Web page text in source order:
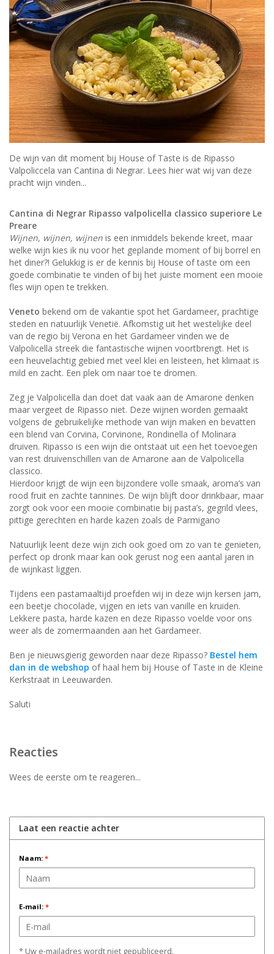
De wijn van dit moment bij House of Taste is de Ripasso
Valpoliccela van Cantina di Negrar. Lees hier wat wij van deze
pracht wijn vinden...
Cantina di Negrar Ripasso valpolicella classico superiore Le
Preare
Wijnen, wijnen, wijnen is een inmiddels bekende kreet, maar
welke wijn kies ik nu voor het geplande moment of bij borrel en
het diner?! Gelukkig is er de kennis bij House of taste om een
goede combinatie te vinden of bij het juiste moment een mooie
fles wijn open te trekken.
Veneto bekend om de vakantie spot het Gardameer, prachtige
steden en natuurlijk Venetië. Afkomstig uit het westelijke deel
van de regio bij Verona en het Gardameer vinden we de
Valpolicella streek die fantastische wijnen voortbrengt. Het is
een heuvelachtig gebied met veel klei en leisteen, het klimaat is
mild en zacht. Een plek om naar toe te dromen.
Zeg je Valpolicella dan doet dat vaak aan de Amarone denken
maar vergeet de Ripasso niet. Deze wijnen worden gemaakt
volgens de gebruikelijke methode van wijn maken en bevatten
een blend van Corvina, Corvinone, Rondinella of Molinara
druiven. Ripasso is een wijn die ontstaat uit een het toevoegen
van rest druivenschillen van de Amarone aan de Valpolicella
classico.
Hierdoor krijgt de wijn een bijzondere volle smaak, aroma’s van
rood fruit en zachte tannines. De wijn blijft door drinkbaar, maar
zorgt ook voor een mooie combinatie bij pasta’s, gegrild vlees,
pittige gerechten en harde kazen zoals de Parmigano
Natuurlijk leent deze wijn zich ook goed om zo van te genieten,
perfect op dronk maar kan ook gerust nog een aantal jaren in
de wijnkast liggen.
Tijdens een pastamaaltijd proefden wij in deze wijn kersen jam,
een beetje chocolade, vijgen en iets van vanille en kruiden.
Lekkere pasta, harde kazen en deze Ripasso voelde voor ons
weer als de zomermaanden aan het Gardameer.
Ben je nieuwsgierig geworden naar deze Ripasso? Bestel hem
dan in de webshop of haal hem bij House of Taste in de Kleine
Kerkstraat in Leeuwarden.
Saluti
Reacties
Wees de eerste om te reageren...
Laat een reactie achter
Naam: *
E-mail: *
* Uw e-mailadres wordt niet gepubliceerd.